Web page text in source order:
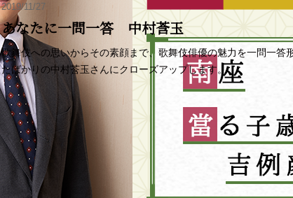
2019/11/27
あなたに一問一答 中村莟玉
歌舞伎への思いからその素顔まで、歌舞伎俳優の魅力を一問一答
たばかりの中村莟玉さんにクローズアップします。